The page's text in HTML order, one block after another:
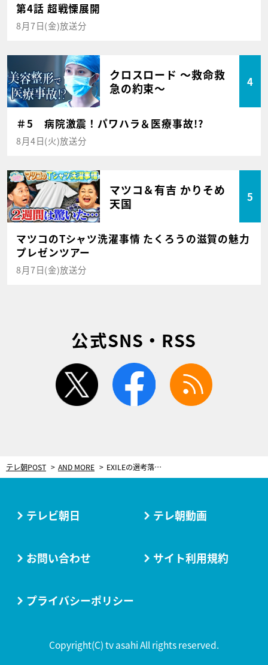
第4話 超戦慄展開
8月7日(金)放送分
クロスロード ～救命救
急の約束～
4
＃5 病院激震！パワハラ＆医療事故!?
8月4日(火)放送分
マツコ＆有吉 かりそめ
天国
5
マツコのTシャツ洗濯事情 たくろうの滋賀の魅力
プレゼンツアー
8月7日(金)放送分
公式SNS・RSS
twitter facebook
テレ朝POST AND MORE EXILEの選考落選するも…「劇団EXILE」青柳翔、デビュー秘話を語る！
テレビ朝日 テレ朝動画
お問い合わせ サイト利用規約
プライバシーポリシー
Copyright(C) tv asahi All rights reserved.